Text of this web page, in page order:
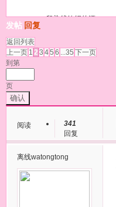
段染线钩织的漂
发帖 回复
返回列表
上一页 1 2 3 45 6 ...35 下一页
到第
页
确认
阅读
341
回复
离线watongtong